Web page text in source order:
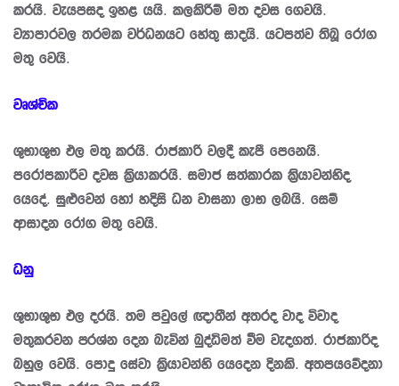
කරයි. වැයපසද ඉහළ යයි. කලකිරීම් මත දවස ගෙවයි.
ව්‍යාපාරවල තරමක වර්ධනයට හේතු සාදයි. යටපත්ව තිබූ රෝග
මතු වෙයි.
වෘශ්චික
ශුභාශුභ ඵල මතු කරයි. රාජකාරි වලදී කැපී පෙනෙයි.
පරෝපකාරීව දවස ක්‍රියාකරයි. සමාජ සත්කාරක කි‍්‍රයාවන්හිද
යෙදේ. සුළුවෙන් හෝ හදිසි ධන වාසනා ලාභ ලබයි. සෙම්
ආසාදන රෝග මතු වෙයි.
ධනු
ශුභාශුභ ඵල දරයි. තම පවුලේ ඥාතීන් අතරද වාද විවාද
මතුකරවන ප‍්‍රශ්න දෙන බැවින් බුද්ධිමත් වීම වැදගත්. රාජකාරිද
බහුල වෙයි. පොදු සේවා ක්‍රියාවන්හි යෙදෙන දිනකි. අතපයවේදනා